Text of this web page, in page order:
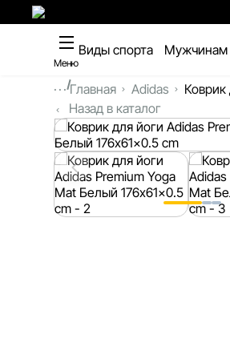
Меню
Виды спорта Мужчинам
...Главная Adidas
Коврик
Назад в каталог